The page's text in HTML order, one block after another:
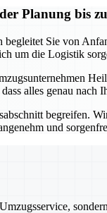
Planung bis
Sie von
um die Logistik
alles genau nach
begreifen.
und